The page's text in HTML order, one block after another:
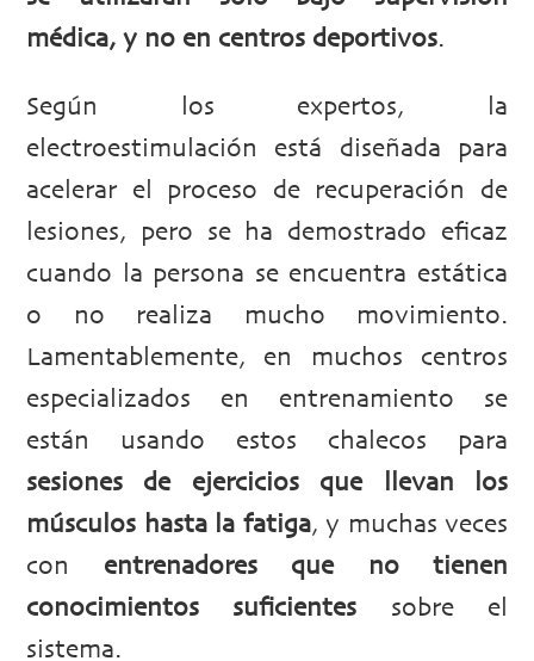
médica, y no en centros deportivos.
Según los expertos, la
electroestimulación está diseñada para
acelerar el proceso de recuperación de
lesiones, pero se ha demostrado eficaz
cuando la persona se encuentra estática
o no realiza mucho movimiento.
Lamentablemente, en muchos centros
especializados en entrenamiento se
están usando estos chalecos para
sesiones de ejercicios que llevan los
músculos hasta la fatiga, y muchas veces
con entrenadores que no tienen
conocimientos suficientes sobre el
sistema.